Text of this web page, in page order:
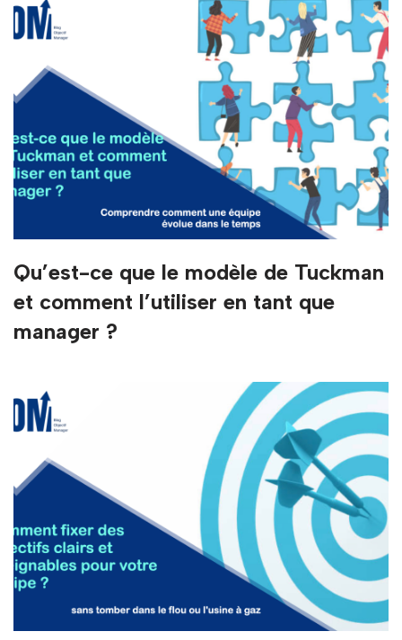
Qu’est-ce que le modèle de Tuckman
et comment l’utiliser en tant que
manager ?